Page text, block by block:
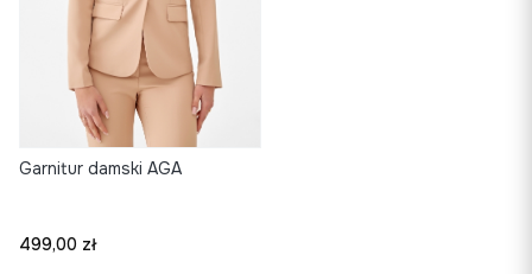
Garnitur damski AGA
Cena
499,00 zł